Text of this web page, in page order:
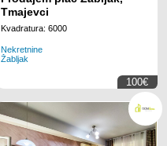
Tmajevci
Kvadratura: 6000
Nekretnine
Žabljak
100€